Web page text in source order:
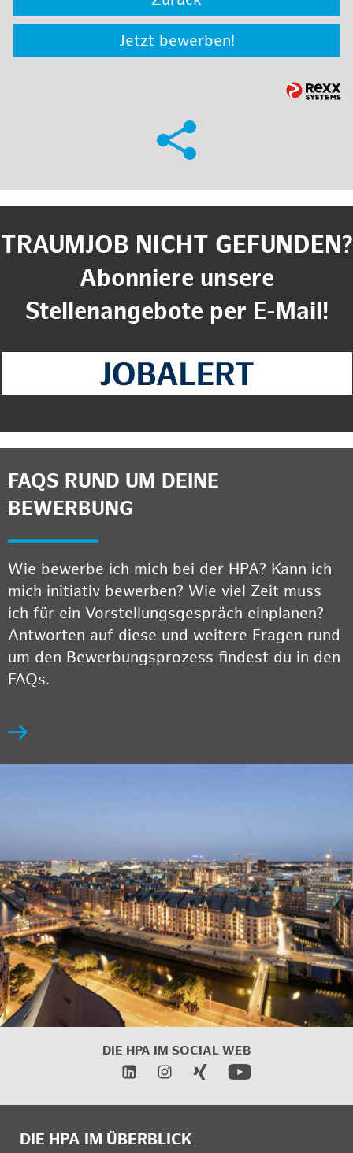
Jetzt bewerben!
TRAUMJOB NICHT GEFUNDEN?
Abonniere unsere
Stellenangebote per E-Mail!
FAQS RUND UM DEINE
BEWERBUNG
Wie bewerbe ich mich bei der HPA? Kann ich
mich initiativ bewerben? Wie viel Zeit muss
ich für ein Vorstellungsgespräch einplanen?
Antworten auf diese und weitere Fragen rund
um den Bewerbungsprozess findest du in den
FAQs.
DIE HPA IM SOCIAL WEB
DIE HPA IM ÜBERBLICK